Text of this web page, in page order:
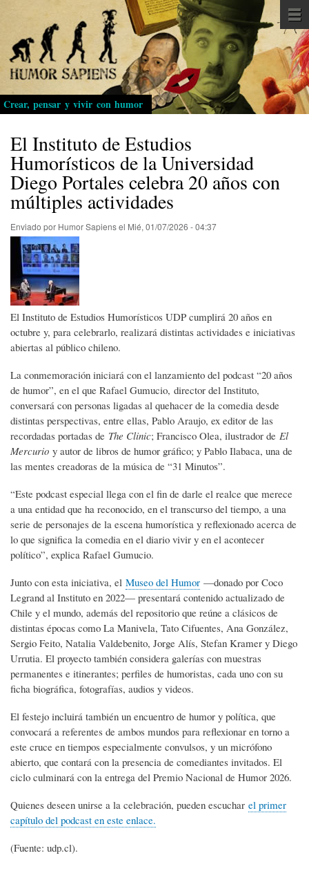
Pasar
al
contenido
principal
Crear, pensar y vivir con humor
El Instituto de Estudios
Humorísticos de la Universidad
Diego Portales celebra 20 años con
múltiples actividades
Enviado por Humor Sapiensel Mié, 01/07/2026 - 04:37
El Instituto de Estudios Humorísticos UDP cumplirá 20 años en
octubre y, para celebrarlo, realizará distintas actividades e iniciativas
abiertas al público chileno.
La conmemoración iniciará con el lanzamiento del podcast “20 años
de humor”, en el que Rafael Gumucio, director del Instituto,
conversará con personas ligadas al quehacer de la comedia desde
distintas perspectivas, entre ellas, Pablo Araujo, ex editor de las
recordadas portadas de The Clinic; Francisco Olea, ilustrador de El
Mercurio y autor de libros de humor gráfico; y Pablo Ilabaca, una de
las mentes creadoras de la música de “31 Minutos”.
“Este podcast especial llega con el fin de darle el realce que merece
a una entidad que ha reconocido, en el transcurso del tiempo, a una
serie de personajes de la escena humorística y reflexionado acerca de
lo que significa la comedia en el diario vivir y en el acontecer
político”, explica Rafael Gumucio.
Junto con esta iniciativa, el Museo del Humor —donado por Coco
Legrand al Instituto en 2022— presentará contenido actualizado de
Chile y el mundo, además del repositorio que reúne a clásicos de
distintas épocas como La Manivela, Tato Cifuentes, Ana González,
Sergio Feito, Natalia Valdebenito, Jorge Alís, Stefan Kramer y Diego
Urrutia. El proyecto también considera galerías con muestras
permanentes e itinerantes; perfiles de humoristas, cada uno con su
ficha biográfica, fotografías, audios y videos.
El festejo incluirá también un encuentro de humor y política, que
convocará a referentes de ambos mundos para reflexionar en torno a
este cruce en tiempos especialmente convulsos, y un micrófono
abierto, que contará con la presencia de comediantes invitados. El
ciclo culminará con la entrega del Premio Nacional de Humor 2026.
Quienes deseen unirse a la celebración, pueden escuchar el primer
capítulo del podcast en este enlace.
(Fuente: udp.cl).